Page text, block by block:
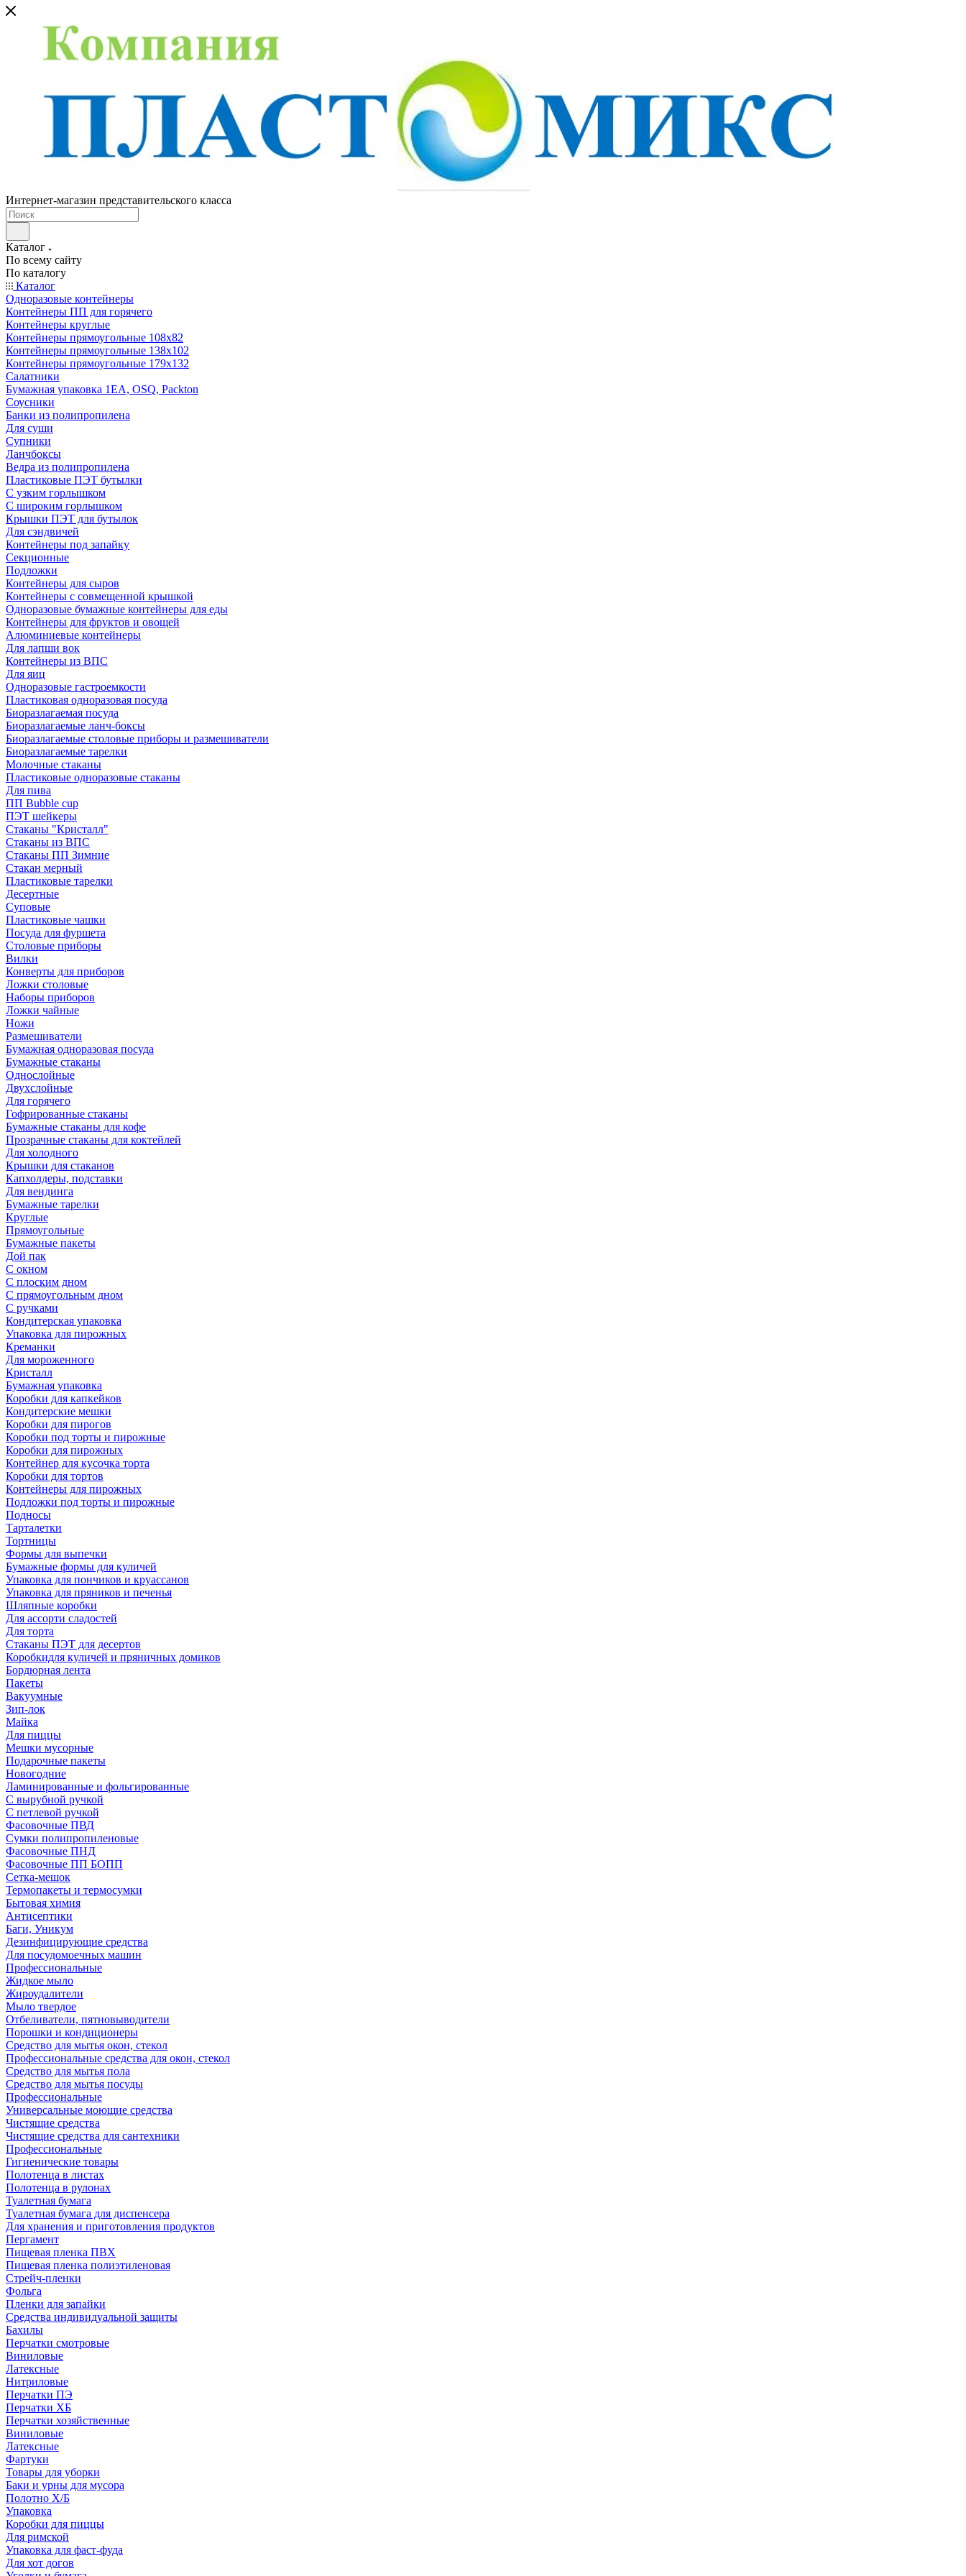
Интернет-магазин представительского класса
Каталог
По всему сайту
По каталогу
Каталог
Одноразовые контейнеры
Контейнеры ПП для горячего
Контейнеры круглые
Контейнеры прямоугольные 108х82
Контейнеры прямоугольные 138х102
Контейнеры прямоугольные 179х132
Салатники
Бумажная упаковка 1ЕА, OSQ, Packton
Соусники
Банки из полипропилена
Для суши
Супники
Ланчбоксы
Ведра из полипропилена
Пластиковые ПЭТ бутылки
С узким горлышком
С широким горлышком
Крышки ПЭТ для бутылок
Для сэндвичей
Контейнеры под запайку
Секционные
Подложки
Контейнеры для сыров
Контейнеры с совмещенной крышкой
Одноразовые бумажные контейнеры для еды
Контейнеры для фруктов и овощей
Алюминиевые контейнеры
Для лапши вок
Контейнеры из ВПС
Для яиц
Одноразовые гастроемкости
Пластиковая одноразовая посуда
Биоразлагаемая посуда
Биоразлагаемые ланч-боксы
Биоразлагаемые столовые приборы и размешиватели
Биоразлагаемые тарелки
Молочные стаканы
Пластиковые одноразовые стаканы
Для пива
ПП Bubble cup
ПЭТ шейкеры
Стаканы "Кристалл"
Стаканы из ВПС
Стаканы ПП Зимние
Стакан мерный
Пластиковые тарелки
Десертные
Суповые
Пластиковые чашки
Посуда для фуршета
Столовые приборы
Вилки
Конверты для приборов
Ложки столовые
Наборы приборов
Ложки чайные
Ножи
Размешиватели
Бумажная одноразовая посуда
Бумажные стаканы
Однослойные
Двухслойные
Для горячего
Гофрированные стаканы
Бумажные стаканы для кофе
Прозрачные стаканы для коктейлей
Для холодного
Крышки для стаканов
Капхолдеры, подставки
Для вендинга
Бумажные тарелки
Круглые
Прямоугольные
Бумажные пакеты
Дой пак
С окном
С плоским дном
С прямоугольным дном
С ручками
Кондитерская упаковка
Упаковка для пирожных
Креманки
Для мороженного
Кристалл
Бумажная упаковка
Коробки для капкейков
Кондитерские мешки
Коробки для пирогов
Коробки под торты и пирожные
Коробки для пирожных
Контейнер для кусочка торта
Коробки для тортов
Контейнеры для пирожных
Подложки под торты и пирожные
Подносы
Тарталетки
Тортницы
Формы для выпечки
Бумажные формы для куличей
Упаковка для пончиков и круассанов
Упаковка для пряников и печенья
Шляпные коробки
Для ассорти сладостей
Для торта
Стаканы ПЭТ для десертов
Коробкидля куличей и пряничных домиков
Бордюрная лента
Пакеты
Вакуумные
Зип-лок
Майка
Для пиццы
Мешки мусорные
Подарочные пакеты
Новогодние
Ламинированные и фольгированные
С вырубной ручкой
С петлевой ручкой
Фасовочные ПВД
Сумки полипропиленовые
Фасовочные ПНД
Фасовочные ПП БОПП
Сетка-мешок
Термопакеты и термосумки
Бытовая химия
Антисептики
Баги, Уникум
Дезинфицирующие средства
Для посудомоечных машин
Профессиональные
Жидкое мыло
Жироудалители
Мыло твердое
Отбеливатели, пятновыводители
Порошки и кондиционеры
Средство для мытья окон, стекол
Профессиональные средства для окон, стекол
Средство для мытья пола
Средство для мытья посуды
Профессиональные
Универсальные моющие средства
Чистящие средства
Чистящие средства для сантехники
Профессиональные
Гигиенические товары
Полотенца в листах
Полотенца в рулонах
Туалетная бумага
Туалетная бумага для диспенсера
Для хранения и приготовления продуктов
Пергамент
Пищевая пленка ПВХ
Пищевая пленка полиэтиленовая
Стрейч-пленки
Фольга
Пленки для запайки
Средства индивидуальной защиты
Бахилы
Перчатки смотровые
Виниловые
Латексные
Нитриловые
Перчатки ПЭ
Перчатки ХБ
Перчатки хозяйственные
Виниловые
Латексные
Фартуки
Товары для уборки
Баки и урны для мусора
Полотно Х/Б
Упаковка
Коробки для пиццы
Для римской
Упаковка для фаст-фуда
Для хот догов